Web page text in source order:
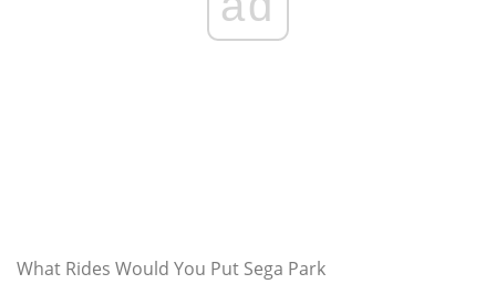
What Rides Would You Put Sega Park